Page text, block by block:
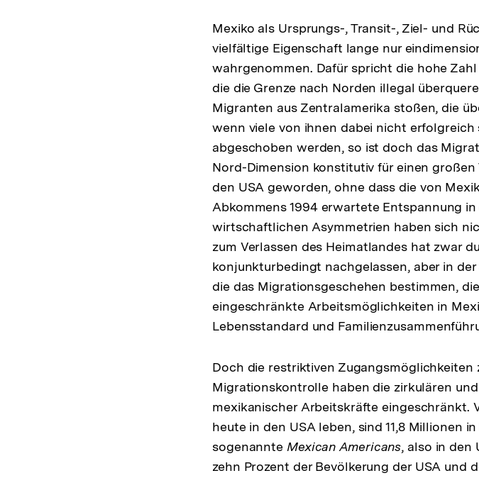
Mexiko als Ursprungs-, Transit-, Ziel- und
vielfältige Eigenschaft lange nur
wahrgenommen. Dafür spricht die hohe
die die Grenze nach Norden illegal
Migranten aus Zentralamerika stoßen, die
wenn viele von ihnen dabei nicht
abgeschoben werden, so ist doch das
Nord-Dimension konstitutiv für einen
den USA geworden, ohne dass die von
Abkommens 1994 erwartete Entspannung
wirtschaftlichen Asymmetrien haben sich
zum Verlassen des Heimatlandes hat zwar
konjunkturbedingt nachgelassen, aber in
die das Migrationsgeschehen bestimmen,
eingeschränkte Arbeitsmöglichkeiten in
Lebensstandard und
Doch die restriktiven
Migrationskontrolle haben die zirkulären
mexikanischer Arbeitskräfte eingeschränkt.
heute in den USA leben, sind 11,8 Millionen
sogenannte Mexican Americans, also in den
zehn Prozent der Bevölkerung der USA